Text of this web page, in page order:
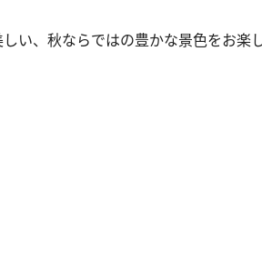
い、秋ならではの豊かな景色をお楽